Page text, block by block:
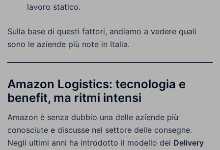
lavoro statico.
Sulla base di questi fattori, andiamo a vedere quali
sono le aziende più note in Italia.
Amazon Logistics: tecnologia e
benefit, ma ritmi intensi
Amazon è senza dubbio una delle aziende più
conosciute e discusse nel settore delle consegne.
Negli ultimi anni ha introdotto il modello dei Delivery